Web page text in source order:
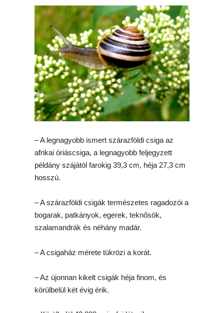
– A legnagyobb ismert szárazföldi csiga az
afrikai óriáscsiga, a legnagyobb feljegyzett
példány szájától farokig 39,3 cm, héja 27,3 cm
hosszú.
– A szárazföldi csigák természetes ragadozói a
bogarak, patkányok, egerek, teknősök,
szalamandrák és néhány madár.
– A csigaház mérete tükrözi a korát.
– Az újonnan kikelt csigák héja finom, és
körülbelül két évig érik.